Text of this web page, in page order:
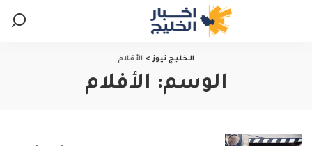
الخليج نيوز> الأفلام
الوسم: الأفلام